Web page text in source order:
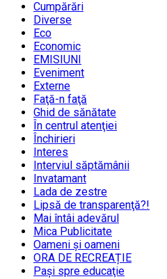
Cumpărări
Diverse
Eco
Economic
EMISIUNI
Eveniment
Externe
Faţă-n faţă
Ghid de sănătate
În centrul atenţiei
Închirieri
Interes
Interviul săptămânii
Invatamant
Lada de zestre
Lipsă de transparenţă?!
Mai întâi adevărul
Mica Publicitate
Oameni şi oameni
ORA DE RECREAȚIE
Paşi spre educaţie